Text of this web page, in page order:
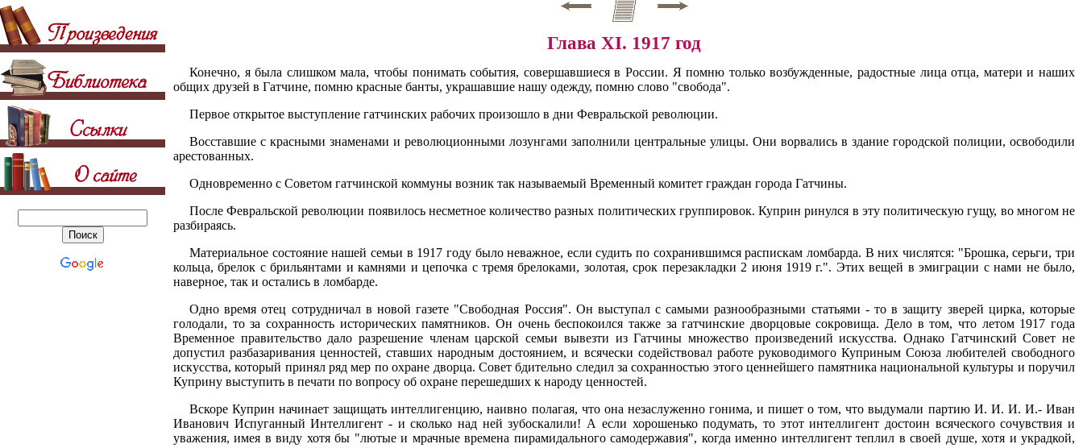
Глава XI. 1917 год
Конечно, я была слишком мала, чтобы понимать события, совершавшиеся в России. Я помню только возбужденные, радостные лица отца, матери и наших
общих друзей в Гатчине, помню красные банты, украшавшие нашу одежду, помню слово "свобода".
Первое открытое выступление гатчинских рабочих произошло в дни Февральской революции.
Восставшие с красными знаменами и революционными лозунгами заполнили центральные улицы. Они ворвались в здание городской полиции, освободили
арестованных.
Одновременно с Советом гатчинской коммуны возник так называемый Временный комитет граждан города Гатчины.
После Февральской революции появилось несметное количество разных политических группировок. Куприн ринулся в эту политическую гущу, во многом не
разбираясь.
Материальное состояние нашей семьи в 1917 году было неважное, если судить по сохранившимся распискам ломбарда. В них числятся: "Брошка, серьги, три
кольца, брелок с брильянтами и камнями и цепочка с тремя брелоками, золотая, срок перезакладки 2 июня 1919 г.". Этих вещей в эмиграции с нами не было,
наверное, так и остались в ломбарде.
Одно время отец сотрудничал в новой газете "Свободная Россия". Он выступал с самыми разнообразными статьями - то в защиту зверей цирка, которые
голодали, то за сохранность исторических памятников. Он очень беспокоился также за гатчинские дворцовые сокровища. Дело в том, что летом 1917 года
Временное правительство дало разрешение членам царской семьи вывезти из Гатчины множество произведений искусства. Однако Гатчинский Совет не
допустил разбазаривания ценностей, ставших народным достоянием, и всячески содействовал работе руководимого Куприным Союза любителей свободного
искусства, который принял ряд мер по охране дворца. Совет бдительно следил за сохранностью этого ценнейшего памятника национальной культуры и поручил
Куприну выступить в печати по вопросу об охране перешедших к народу ценностей.
Вскоре Куприн начинает защищать интеллигенцию, наивно полагая, что она незаслуженно гонима, и пишет о том, что выдумали партию И. И. И. И.- Иван
Иванович Испуганный Интеллигент - и сколько над ней зубоскалили! А если хорошенько подумать, то этот интеллигент достоин всяческого сочувствия и
уважения, имея в виду хотя бы "лютые и мрачные времена пирамидального самодержавия", когда именно интеллигент теплил в своей душе, хотя и украдкой,